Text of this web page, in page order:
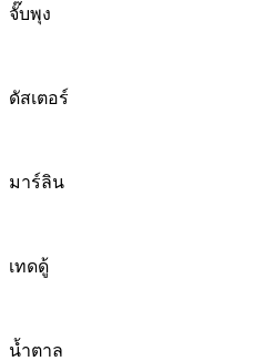
จั๊บพุง
ดัสเตอร์
มาร์ลิน
เทดดู้
น้ำตาล